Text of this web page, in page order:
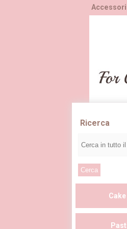
Ricerca